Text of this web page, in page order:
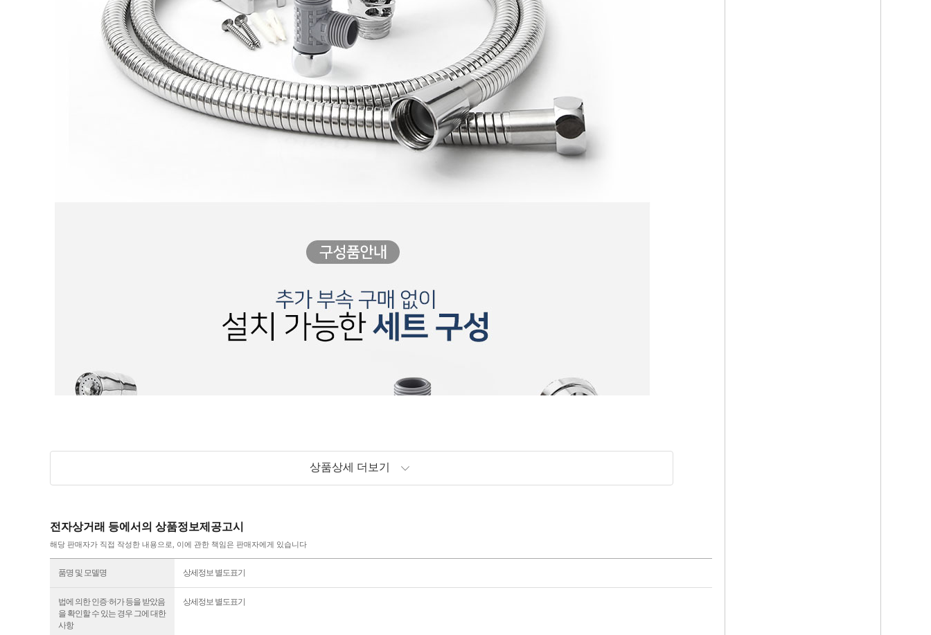
상품상세 더보기
전자상거래 등에서의 상품정보제공고시
해당 판매자가 직접 작성한 내용으로, 이에 관한 책임은 판매자에게 있습니다
품명 및 모델명 상세정보 별도표기
법에 의한 인증·허가 등을 받았음
을 확인할 수 있는 경우 그에 대한
사항
상세정보 별도표기